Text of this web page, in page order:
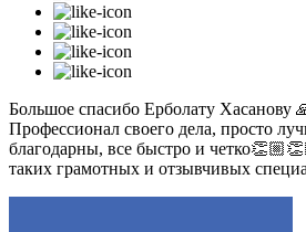
Большое спасибо Ерболату Хасанову
Профессионал своего дела, просто
благодарны, все быстро и
таких грамотных и отзывчивых